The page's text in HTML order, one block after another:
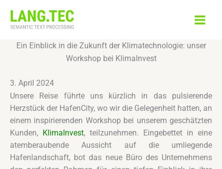
Inhalt
springen
Ein Einblick in die Zukunft der Klimatechnologie: unser
Workshop bei KlimaInvest
3. April 2024
Unsere Reise führte uns kürzlich in das pulsierende
Herzstück der HafenCity, wo wir die Gelegenheit hatten, an
einem inspirierenden Workshop bei unserem geschätzten
Kunden, KlimaInvest, teilzunehmen. Eingebettet in eine
atemberaubende Aussicht auf die umliegende
Hafenlandschaft, bot das neue Büro des Unternehmens